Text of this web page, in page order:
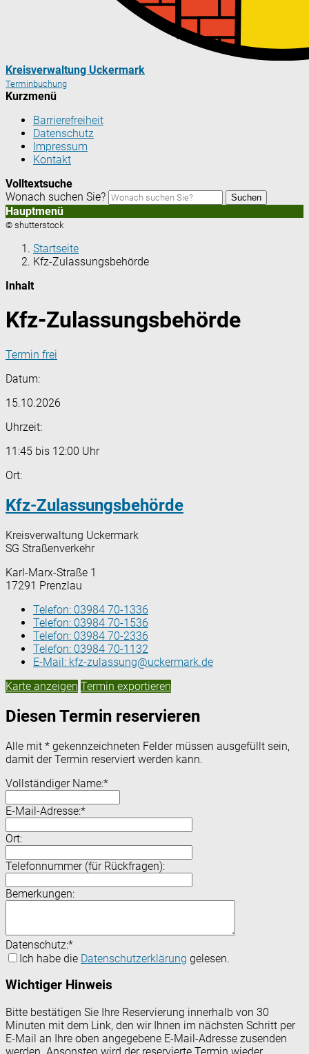
Kreisverwaltung Uckermark
Terminbuchung
Kurzmenü
Barrierefreiheit
Datenschutz
Impressum
Kontakt
Volltextsuche
Wonach suchen Sie?
Suchen
Hauptmenü
© shutterstock
Startseite
Kfz-Zulassungsbehörde
Inhalt
Kfz-Zulassungsbehörde
Termin frei
Datum:
15.10.2026
Uhrzeit:
11:45 bis 12:00 Uhr
Ort:
Kfz-Zulassungsbehörde
Kreisverwaltung Uckermark
SG Straßenverkehr
Karl-Marx-Straße 1
17291 Prenzlau
Telefon: 03984 70-1336
Telefon: 03984 70-1536
Telefon: 03984 70-2336
Telefon: 03984 70-1132
E-Mail: kfz-zulassung@uckermark.de
Karte anzeigen Termin exportieren
Diesen Termin reservieren
Alle mit * gekennzeichneten Felder müssen ausgefüllt sein,
damit der Termin reserviert werden kann.
Vollständiger Name:*
E-Mail-Adresse:*
Ort:
Telefonnummer (für Rückfragen):
Bemerkungen:
Datenschutz:*
Ich habe die Datenschutzerklärung gelesen.
Wichtiger Hinweis
Bitte bestätigen Sie Ihre Reservierung innerhalb von 30
Minuten mit dem Link, den wir Ihnen im nächsten Schritt per
E-Mail an Ihre oben angegebene E-Mail-Adresse zusenden